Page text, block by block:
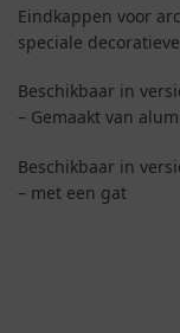
Eindkappen voor
speciale
Beschikbaar in
– Gemaakt van
Beschikbaar in
– met een gat